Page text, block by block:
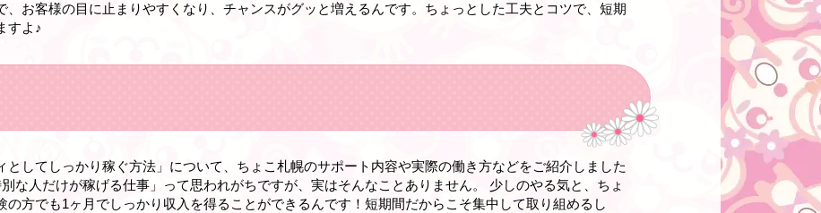
、お客様の目に止まりやすくなり、チャンスがグッと増えるんです。ちょっとした工夫とコツで、短期
すよ♪
としてしっかり稼ぐ方法」について、ちょこ札幌のサポート内容や実際の働き方などをご紹介しました
な人だけが稼げる仕事」って思われがちですが、実はそんなことありません。 少しのやる気と、ちょ
の方でも1ヶ月でしっかり収入を得ることができるんです！短期間だからこそ集中して取り組めるし